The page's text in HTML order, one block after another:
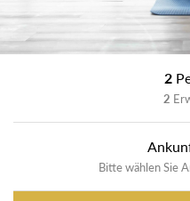
2
2
Bitte wählen Sie